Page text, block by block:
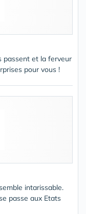
passent et la ferveur
pour vous !
intarissable.
passe aux Etats